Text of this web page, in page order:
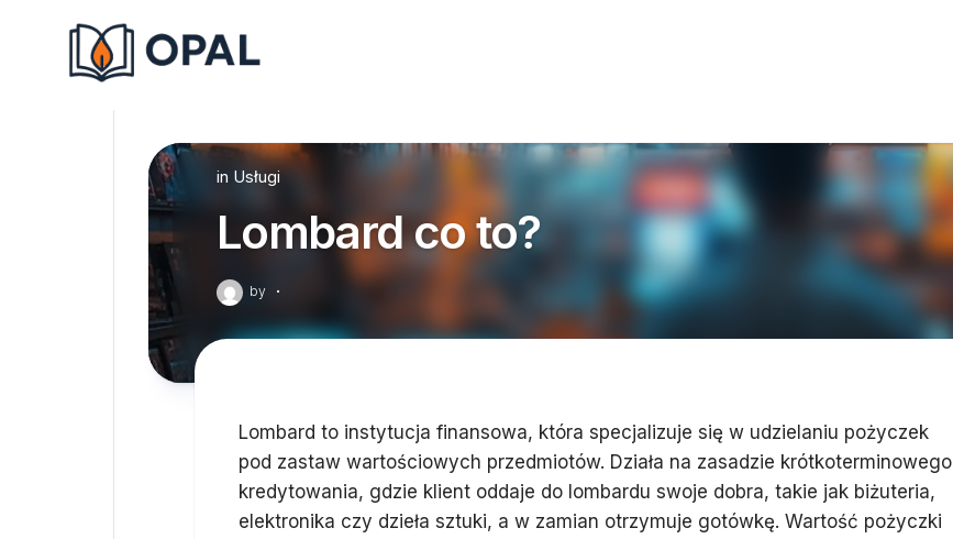
in Usługi
Lombard co to?
by ·
Lombard to instytucja finansowa, która specjalizuje się w udzielaniu pożyczek
pod zastaw wartościowych przedmiotów. Działa na zasadzie krótkoterminowego
kredytowania, gdzie klient oddaje do lombardu swoje dobra, takie jak biżuteria,
elektronika czy dzieła sztuki, a w zamian otrzymuje gotówkę. Wartość pożyczki